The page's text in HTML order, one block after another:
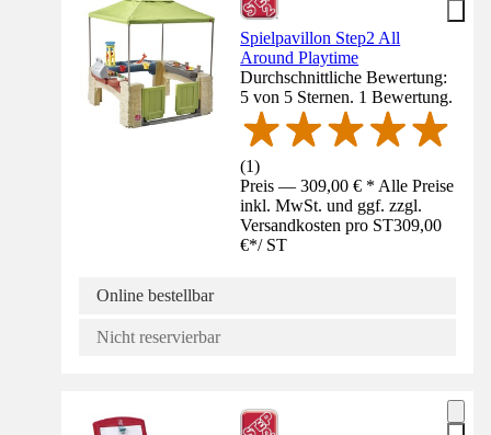
Spielpavillon Step2 All
Around Playtime
Durchschnittliche Bewertung:
5 von 5 Sternen. 1 Bewertung.
(1)
Preis — 309,00 € * Alle Preise
inkl. MwSt. und ggf. zzgl.
Versandkosten pro ST309,00
€*/ ST
Online bestellbar
Nicht reservierbar